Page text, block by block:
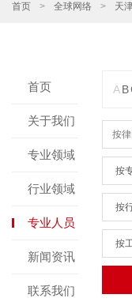
首页 > 全球网络 > 天
首页
关于我们
专业领域
行业领域
专业人员
新闻资讯
联系我们
AB